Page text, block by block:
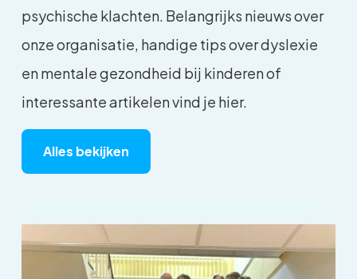
psychische klachten. Belangrijks nieuws over
onze organisatie, handige tips over dyslexie
en mentale gezondheid bij kinderen of
interessante artikelen vind je hier.
Alles bekijken